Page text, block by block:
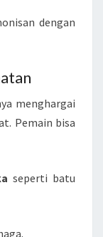
dengan
menghargai
Pemain bisa
seperti batu